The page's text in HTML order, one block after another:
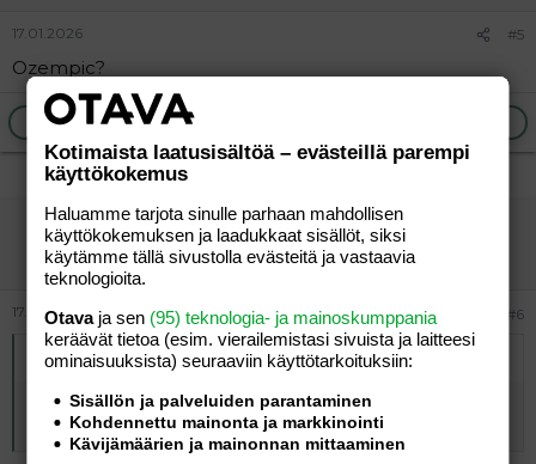
17.01.2026 #5
Ozempic?
Ilmoita asiaton viesti
vierailija
Vieras
17.01.2026 #6
Alkuperäinen kirjoittajavierailija:
"Mielipiteitä jakava", tuli mieleen, että voisi olla sellainen
lihapainotteinen tai sit ketodieetti.
Kotimaista laatusisältöä – evästeillä parempi
käyttökokemus
Haluamme tarjota sinulle parhaan mahdollisen
käyttökokemuksen ja laadukkaat sisällöt, siksi
käytämme tällä sivustolla evästeitä ja vastaavia
teknologioita.
Otavaja sen (95) teknologia- ja mainoskumppania
keräävät tietoa (esim. vierailemis­tasi sivuista ja laitteesi
ominaisuuk­sista) seuraaviin käyttötarkoituksiin:
Sisällön ja palveluiden parantaminen
Kohdennettu mainonta ja markkinointi
Kävijämäärien ja mainonnan mittaaminen